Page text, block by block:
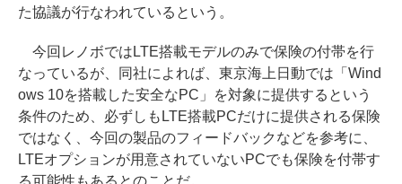
た協議が行なわれているという。
今回レノボではLTE搭載モデルのみで保険の付帯を行
なっているが、同社によれば、東京海上日動では「Wind
ows 10を搭載した安全なPC」を対象に提供するという
条件のため、必ずしもLTE搭載PCだけに提供される保険
ではなく、今回の製品のフィードバックなどを参考に、
LTEオプションが用意されていないPCでも保険を付帯す